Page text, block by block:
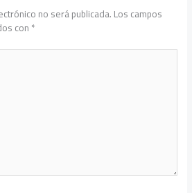
no será publicada.Los campos
con*